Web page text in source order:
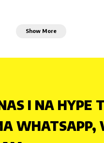
Show More
I NA HYPE
WHATSAPP,